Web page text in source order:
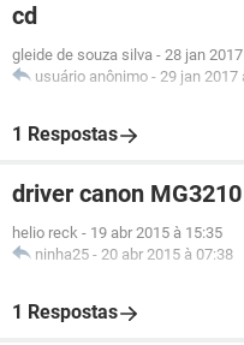
cd
gleide de souza silva - 28 jan
usuário anônimo - 29 jan 2017
1 Respostas
driver canon MG3210
helio reck - 19 abr 2015 à 15:35
ninha25 - 20 abr 2015 à 07:38
1 Respostas